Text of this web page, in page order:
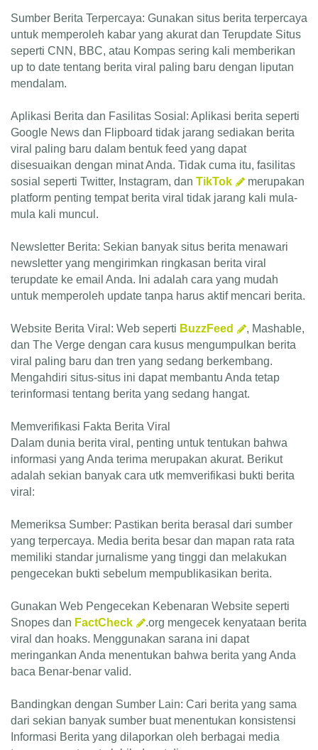
Sumber Berita Terpercaya: Gunakan situs berita terpercaya
untuk memperoleh kabar yang akurat dan Terupdate Situs
seperti CNN, BBC, atau Kompas sering kali memberikan
up to date tentang berita viral paling baru dengan liputan
mendalam.
Aplikasi Berita dan Fasilitas Sosial: Aplikasi berita seperti
Google News dan Flipboard tidak jarang sediakan berita
viral paling baru dalam bentuk feed yang dapat
disesuaikan dengan minat Anda. Tidak cuma itu, fasilitas
sosial seperti Twitter, Instagram, dan TikTok
merupakan
platform penting tempat berita viral tidak jarang kali mula-
mula kali muncul.
Newsletter Berita: Sekian banyak situs berita menawari
newsletter yang mengirimkan ringkasan berita viral
terupdate ke email Anda. Ini adalah cara yang mudah
untuk memperoleh update tanpa harus aktif mencari berita.
Website Berita Viral: Web seperti BuzzFeed
, Mashable,
dan The Verge dengan cara kusus mengumpulkan berita
viral paling baru dan tren yang sedang berkembang.
Mengahdiri situs-situs ini dapat membantu Anda tetap
terinformasi tentang berita yang sedang hangat.
Memverifikasi Fakta Berita Viral
Dalam dunia berita viral, penting untuk tentukan bahwa
informasi yang Anda terima merupakan akurat. Berikut
adalah sekian banyak cara utk memverifikasi bukti berita
viral:
Memeriksa Sumber: Pastikan berita berasal dari sumber
yang terpercaya. Media berita besar dan mapan rata rata
memiliki standar jurnalisme yang tinggi dan melakukan
pengecekan bukti sebelum mempublikasikan berita.
Gunakan Web Pengecekan Kebenaran Website seperti
Snopes dan FactCheck
.org mengecek kenyataan berita
viral dan hoaks. Menggunakan sarana ini dapat
meringankan Anda menentukan bahwa berita yang Anda
baca Benar-benar valid.
Bandingkan dengan Sumber Lain: Cari berita yang sama
dari sekian banyak sumber buat menentukan konsistensi
Informasi Berita yang dilaporkan oleh berbagai media